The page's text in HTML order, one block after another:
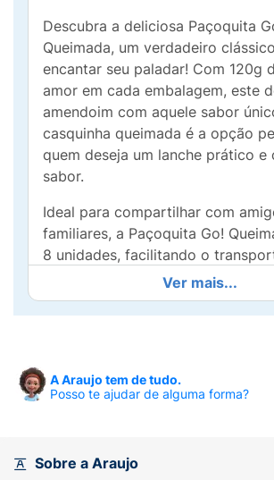
Descubra a deliciosa Paçoquita
Queimada, um verdadeiro
encantar seu paladar! Com 120g
amor em cada embalagem, este
amendoim com aquele sabor
casquinha queimada é a opção
quem deseja um lanche prático e
sabor.
Ideal para compartilhar com
familiares, a Paçoquita Go!
8 unidades, facilitando o
degustação a qualquer hora do dia.
Proporciona um equilíbrio
doce e o salgado, garantindo
Feita com ingredientes
apenas para saborear durante o
Ver mais...
A Araujo tem de tudo.
Posso te ajudar de alguma forma?
Sobre a Araujo